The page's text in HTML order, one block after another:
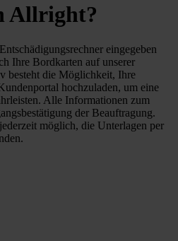
Allright?
eingegeben
Ihre Bordkarten auf unserer
besteht die Möglichkeit, Ihre
hochzuladen, um eine
Alle Informationen zum
der Beauftragung.
möglich, die Unterlagen per